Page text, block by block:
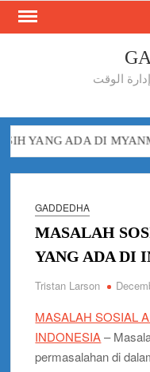
Skip
الوقت
ADA DI MYANMAR
GADDEDHA
MASALAH
YANG ADA DI
Tristan Larson
MASALAH SOSIAL
INDONESIA–
permasalahan di